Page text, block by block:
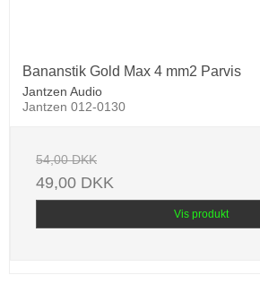
Bananstik Gold Max 4 mm2 Parvis
Jantzen Audio
Jantzen 012-0130
54,00 DKK
49,00 DKK
Vis produkt